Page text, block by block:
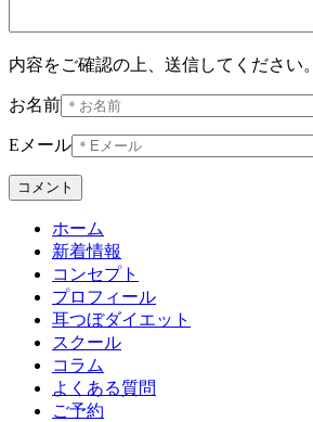
内容をご確認の上、送信してください。
お名前
Eメール
ホーム
新着情報
コンセプト
プロフィール
耳つぼダイエット
スクール
コラム
よくある質問
ご予約